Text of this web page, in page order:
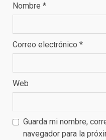
Nombre *
Correo electrónico *
Web
Guarda mi nombre,
navegador para la